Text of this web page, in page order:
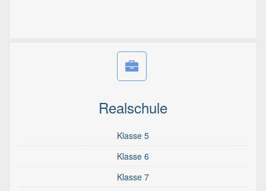
Realschule
Klasse 5
Klasse 6
Klasse 7